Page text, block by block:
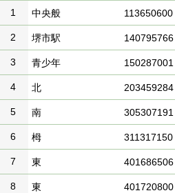
1
中央般 113650600
2 堺市駅 140795766
3 青少年 150287001
4 北 203459284
5 南 305307191
6 栂 311317150
7 東 401686506
8 東 401720800